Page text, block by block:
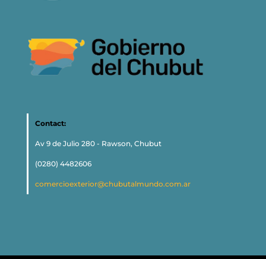
Contact:
Av 9 de Julio 280 - Rawson, Chubut
(0280) 4482606
comercioexterior@chubutalmundo.com.ar